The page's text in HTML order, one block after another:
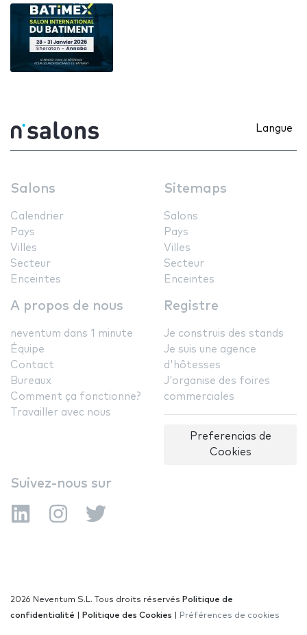
Langue
Salons
Calendrier
Pays
Villes
Secteur
Enceintes
Sitemaps
Salons
Pays
Villes
Secteur
Enceintes
A propos de nous
neventum dans 1 minute
Équipe
Contact
Bureaux
Comment ça fonctionne?
Travailler avec nous
Registre
Je construis des stands
Je suis une agence
d'hôtesses
J'organise des foires
commerciales
Preferencias de
Cookies
Suivez-nous sur
2026 Neventum S.L. Tous droits réservés Politique de
confidentialité
Politique des Cookies Préférences de cookies